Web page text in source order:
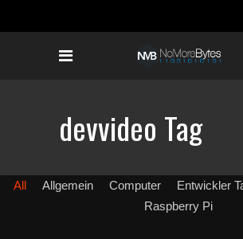
devvideo Tag
All Allgemein Computer Entwickler
Raspberry Pi